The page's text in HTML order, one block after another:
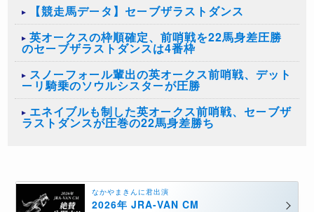
【競走馬データ】セーブザラストダンス
英オークスの枠順確定、前哨戦を22馬身差圧勝
のセーブザラストダンスは4番枠
スノーフォール輩出の英オークス前哨戦、デット
ーリ騎乗のソウルシスターが圧勝
エネイブルも制した英オークス前哨戦、セーブザ
ラストダンスが圧巻の22馬身差勝ち
なかやまきんに君出演
2026年 JRA-VAN CM